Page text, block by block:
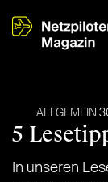
ALLGEMEIN
5
In unseren